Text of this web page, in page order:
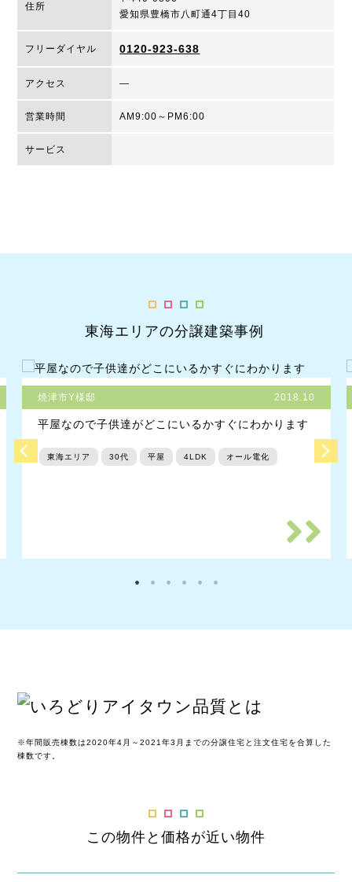
住所
愛知県豊橋市八町通4丁目40
フリーダイヤル 0120-923-638
アクセス ―
営業時間 AM9:00～PM6:00
サービス
東海エリアの分譲建築事例
焼津市Y様邸 2018.10
平屋なので子供達がどこにいるかすぐにわかります
東海エリア 30代 平屋 4LDK オール電化
※年間販売棟数は2020年4月～2021年3月までの分譲住宅と注文住宅を合算した
棟数です。
この物件と価格が近い物件